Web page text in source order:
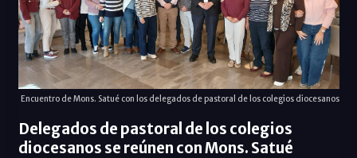
Encuentro de Mons. Satué con los delegados de pastoral de los colegios diocesanos
Delegados de pastoral de los colegios
diocesanos se reúnen con Mons. Satué